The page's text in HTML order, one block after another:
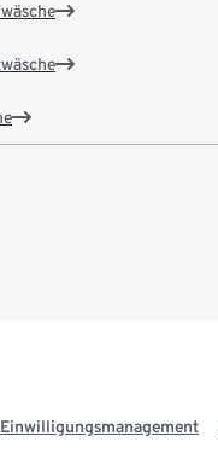
Einwilligungsmanagement